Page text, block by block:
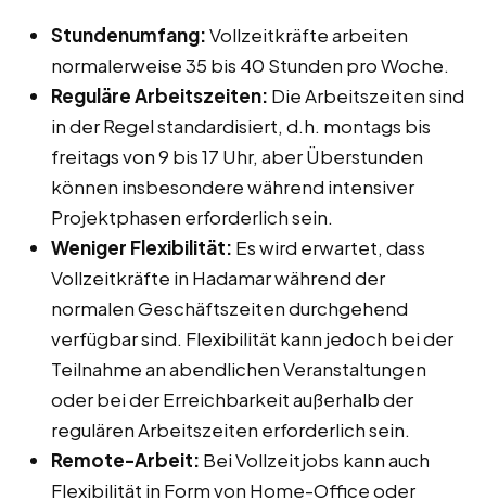
Stundenumfang:Vollzeitkräfte arbeiten
normalerweise 35 bis 40 Stunden pro Woche.
Reguläre Arbeitszeiten: Die Arbeitszeiten sind
in der Regel standardisiert, d.h. montags bis
freitags von 9 bis 17 Uhr, aber Überstunden
können insbesondere während intensiver
Projektphasen erforderlich sein.
Weniger Flexibilität: Es wird erwartet, dass
Vollzeitkräfte in Hadamar während der
normalen Geschäftszeiten durchgehend
verfügbar sind. Flexibilität kann jedoch bei der
Teilnahme an abendlichen Veranstaltungen
oder bei der Erreichbarkeit außerhalb der
regulären Arbeitszeiten erforderlich sein.
Remote-Arbeit: Bei Vollzeitjobs kann auch
Flexibilität in Form von Home-Office oder